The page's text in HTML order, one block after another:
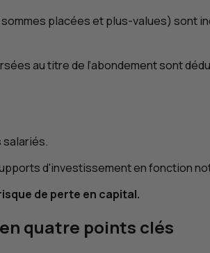
placées et plus-values) sont
au titre de l’abondement sont
salariés.
d'investissement en fonction
de perte en capital.
en quatre points clés